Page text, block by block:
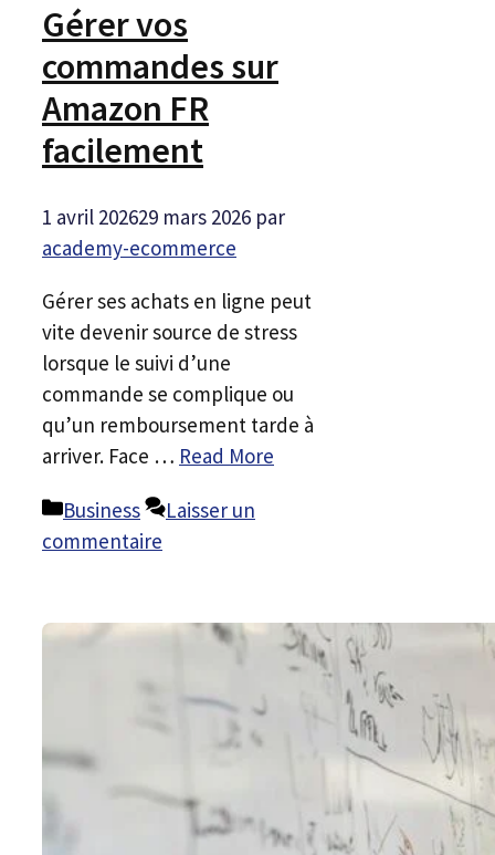
Gérer vos
commandes sur
Amazon FR
facilement
1 avril 202629 mars 2026 par
academy-ecommerce
Gérer ses achats en ligne peut
vite devenir source de stress
lorsque le suivi d’une
commande se complique ou
qu’un remboursement tarde à
arriver. Face … Read More
Catégories
Business
Laisser un
commentaire